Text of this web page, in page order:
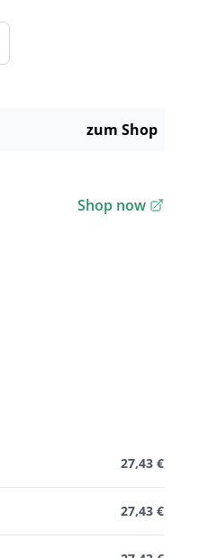
zum Shop
Shop now
27,43 €
27,43 €